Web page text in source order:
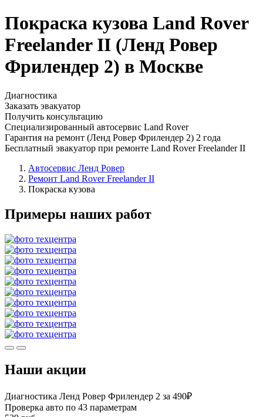
Покраска кузова Land Rover
Freelander II (Ленд Ровер
Фрилендер 2) в Москве
Диагностика
Заказать эвакуатор
Получить консультацию
Специализированный автосервис Land Rover
Гарантия на ремонт (Ленд Ровер Фрилендер 2) 2 года
Бесплатный эвакуатор при ремонте Land Rover Freelander II
Автосервис Ленд Ровер
Ремонт Land Rover Freelander II
Покраска кузова
Примеры наших работ
Наши акции
Диагностика Ленд Ровер Фрилендер 2 за 490₽
Проверка авто по 43 параметрам